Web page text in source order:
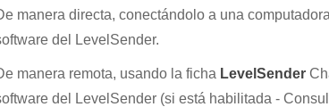
manera directa, conectándolo a una
del LevelSender.
manera remota, usando la ficha LevelSender
del LevelSender (si está habilitada -